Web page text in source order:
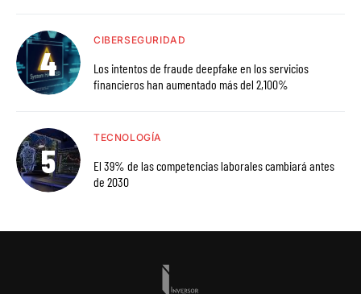
CIBERSEGURIDAD
Los intentos de fraude deepfake en los servicios
financieros han aumentado más del 2,100%
TECNOLOGÍA
El 39% de las competencias laborales cambiará antes
de 2030